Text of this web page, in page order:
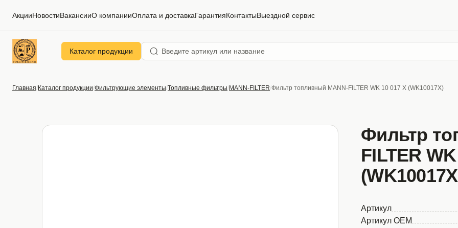
АкцииНовостиВакансииО компанииОплата и доставкаГарантияКонтактыВыездной сервис
Каталог продукции
Главная Каталог продукции Фильтрующие элементы Топливные фильтры MANN-FILTER Фильтр топливный MANN-FILTER WK 10 017 X (WK10017X)
Фильтр
FILTER
Артикул
Артикул OEM